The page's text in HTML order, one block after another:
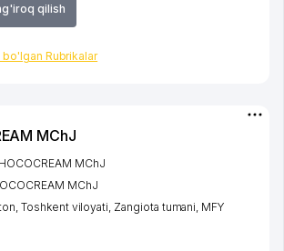
qilish
Rubrikalar
MChJ
MChJ
MChJ
Toshkent viloyati, Zangiota tumani, MFY